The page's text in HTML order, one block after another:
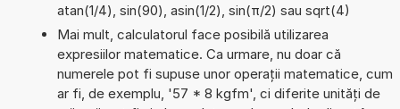
atan(1/4), sin(90), asin(1/2), sin(π/2) sau sqrt(4)
Mai mult, calculatorul face posibilă utilizarea
expresiilor matematice. Ca urmare, nu doar că
numerele pot fi supuse unor operații matematice, cum
ar fi, de exemplu, '57 * 8 kgfm', ci diferite unități de